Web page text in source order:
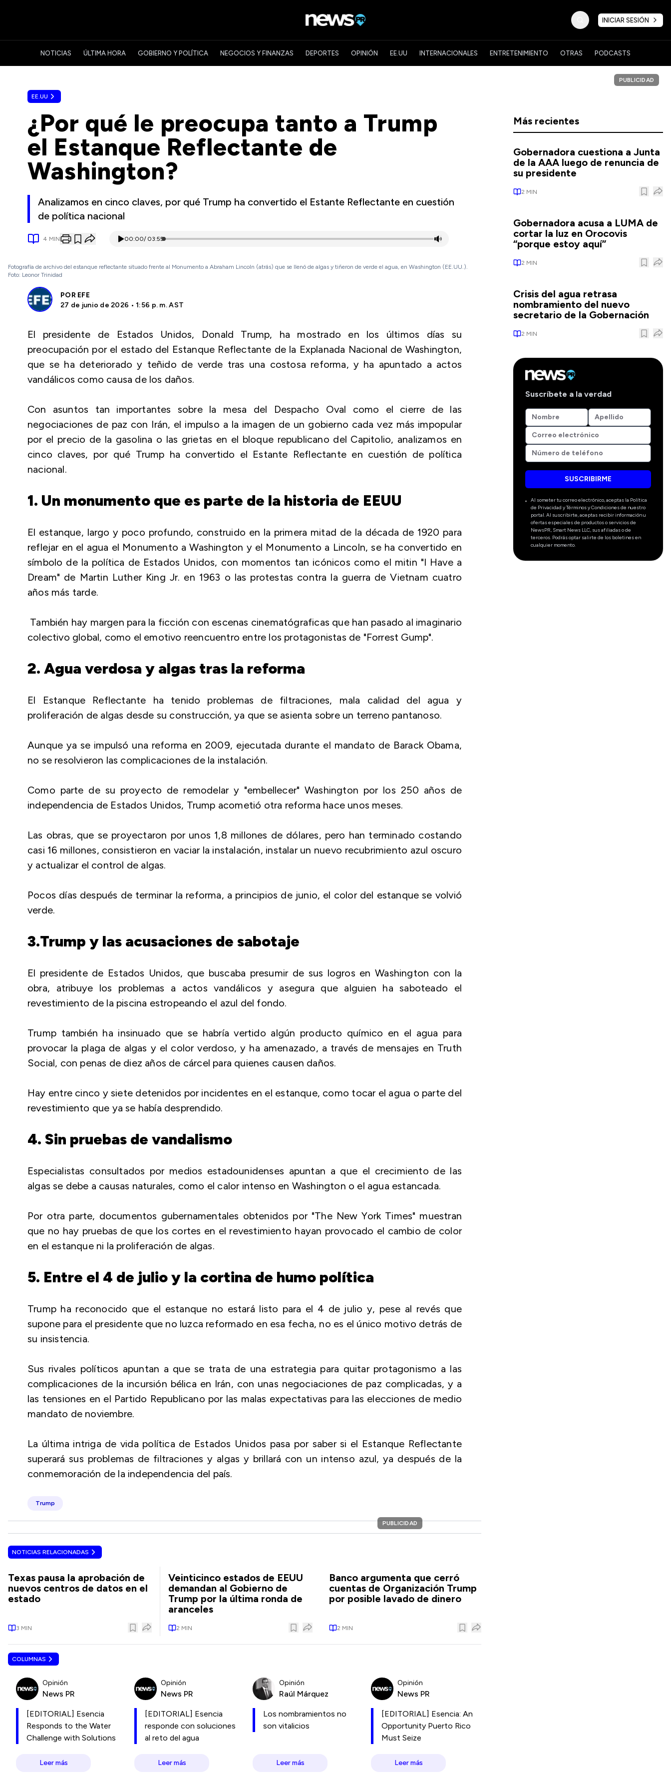
INICIAR SESIÓN
NOTICIAS ÚLTIMA HORA GOBIERNO Y POLÍTICA NEGOCIOS Y FINANZAS DEPORTES OPINIÓN EE.UU INTERNACIONALES ENTRETENIMIENTO OTRAS PODCASTS
EE.UU
¿Por qué le preocupa tanto a Trump
el Estanque Reflectante de
Washington?
Analizamos en cinco claves, por qué Trump ha convertido el Estante Reflectante en cuestión
de política nacional
4 MIN 00:00/ 03:55
Fotografía de archivo del estanque reflectante situado frente al Monumento a Abraham Lincoln (atrás) que se llenó de algas y tiñeron de verde el agua, en Washington (EE.UU.).
Foto: Leonor Trinidad
POR EFE
27 de junio de 2026 • 1:56 p. m. AST
El presidente de Estados Unidos, Donald Trump, ha mostrado en los últimos días su
preocupación por el estado del Estanque Reflectante de la Explanada Nacional de Washington,
que se ha deteriorado y teñido de verde tras una costosa reforma, y ha apuntado a actos
vandálicos como causa de los daños.
Con asuntos tan importantes sobre la mesa del Despacho Oval como el cierre de las
negociaciones de paz con Irán, el impulso a la imagen de un gobierno cada vez más impopular
por el precio de la gasolina o las grietas en el bloque republicano del Capitolio, analizamos en
cinco claves, por qué Trump ha convertido el Estante Reflectante en cuestión de política
nacional.
1. Un monumento que es parte de la historia de EEUU
El estanque, largo y poco profundo, construido en la primera mitad de la década de 1920 para
reflejar en el agua el Monumento a Washington y el Monumento a Lincoln, se ha convertido en
símbolo de la política de Estados Unidos, con momentos tan icónicos como el mitin "I Have a
Dream" de Martin Luther King Jr. en 1963 o las protestas contra la guerra de Vietnam cuatro
años más tarde.
También hay margen para la ficción con escenas cinematógraficas que han pasado al imaginario
colectivo global, como el emotivo reencuentro entre los protagonistas de "Forrest Gump".
2. Agua verdosa y algas tras la reforma
El Estanque Reflectante ha tenido problemas de filtraciones, mala calidad del agua y
proliferación de algas desde su construcción, ya que se asienta sobre un terreno pantanoso.
Aunque ya se impulsó una reforma en 2009, ejecutada durante el mandato de Barack Obama,
no se resolvieron las complicaciones de la instalación.
Como parte de su proyecto de remodelar y "embellecer" Washington por los 250 años de
independencia de Estados Unidos, Trump acometió otra reforma hace unos meses.
Las obras, que se proyectaron por unos 1,8 millones de dólares, pero han terminado costando
casi 16 millones, consistieron en vaciar la instalación, instalar un nuevo recubrimiento azul oscuro
y actualizar el control de algas.
Pocos días después de terminar la reforma, a principios de junio, el color del estanque se volvió
verde.
3.Trump y las acusaciones de sabotaje
El presidente de Estados Unidos, que buscaba presumir de sus logros en Washington con la
obra, atribuye los problemas a actos vandálicos y asegura que alguien ha saboteado el
revestimiento de la piscina estropeando el azul del fondo.
Trump también ha insinuado que se habría vertido algún producto químico en el agua para
provocar la plaga de algas y el color verdoso, y ha amenazado, a través de mensajes en Truth
Social, con penas de diez años de cárcel para quienes causen daños.
Hay entre cinco y siete detenidos por incidentes en el estanque, como tocar el agua o parte del
revestimiento que ya se había desprendido.
4. Sin pruebas de vandalismo
Especialistas consultados por medios estadounidenses apuntan a que el crecimiento de las
algas se debe a causas naturales, como el calor intenso en Washington o el agua estancada.
Por otra parte, documentos gubernamentales obtenidos por "The New York Times" muestran
que no hay pruebas de que los cortes en el revestimiento hayan provocado el cambio de color
en el estanque ni la proliferación de algas.
5. Entre el 4 de julio y la cortina de humo política
Trump ha reconocido que el estanque no estará listo para el 4 de julio y, pese al revés que
supone para el presidente que no luzca reformado en esa fecha, no es el único motivo detrás de
su insistencia.
Sus rivales políticos apuntan a que se trata de una estrategia para quitar protagonismo a las
complicaciones de la incursión bélica en Irán, con unas negociaciones de paz complicadas, y a
las tensiones en el Partido Republicano por las malas expectativas para las elecciones de medio
mandato de noviembre.
La última intriga de vida política de Estados Unidos pasa por saber si el Estanque Reflectante
superará sus problemas de filtraciones y algas y brillará con un intenso azul, ya después de la
conmemoración de la independencia del país.
Trump
PUBLICIDAD
NOTICIAS RELACIONADAS
Texas pausa la aprobación de
nuevos centros de datos en el
estado
3 MIN
Veinticinco estados de EEUU
demandan al Gobierno de
Trump por la última ronda de
aranceles
2 MIN
Banco argumenta que cerró
cuentas de Organización Trump
por posible lavado de dinero
2 MIN
COLUMNAS
Opinión
News PR
[EDITORIAL] Esencia
Responds to the Water
Challenge with Solutions
Leer más
Opinión
News PR
[EDITORIAL] Esencia
responde con soluciones
al reto del agua
Leer más
Opinión
Raúl Márquez
Los nombramientos no
son vitalicios
Leer más
Opinión
News PR
[EDITORIAL] Esencia: An
Opportunity Puerto Rico
Must Seize
Leer más
PUBLICIDAD
Más recientes
Gobernadora cuestiona a Junta
de la AAA luego de renuncia de
su presidente
2 MIN
Gobernadora acusa a LUMA de
cortar la luz en Orocovis
“porque estoy aquí”
2 MIN
Crisis del agua retrasa
nombramiento del nuevo
secretario de la Gobernación
2 MIN
Suscríbete a la verdad
SUSCRIBIRME
Al someter tu correo electrónico, aceptas la Política
de Privacidad y Términos y Condiciones de nuestro
portal. Al suscribirte, aceptas recibir información u
ofertas especiales de productos o servicios de
NewsPR, Smart News LLC, sus afiliadas o de
terceros. Podrás optar salirte de los boletines en
cualquier momento.